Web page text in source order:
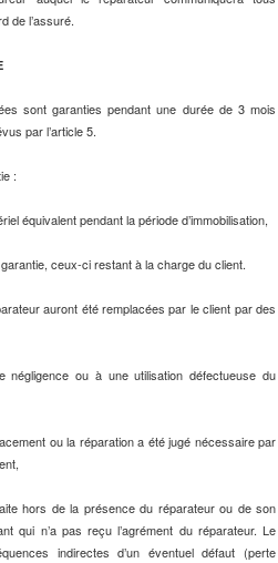
de l’assuré.
sont garanties pendant une durée de 3 mois
par l’article 5.
:
équivalent pendant la période d’immobilisation,
ceux-ci restant à la charge du client.
auront été remplacées par le client par des
ou à une utilisation défectueuse du
ou la réparation a été jugé nécessaire par
hors de la présence du réparateur ou de son
qui n’a pas reçu l’agrément du réparateur. Le
indirectes d’un éventuel défaut (perte